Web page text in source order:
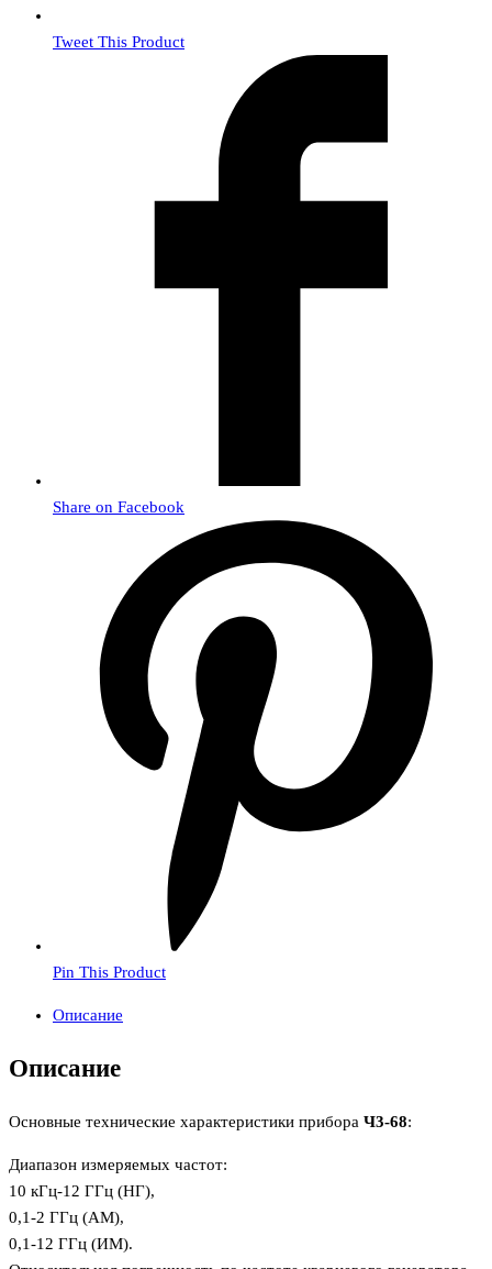
Tweet This Product
Share on Facebook
Pin This Product
Описание
Описание
Основные технические характеристики прибора Ч3-68:
Диапазон измеряемых частот:
10 кГц-12 ГГц (НГ),
0,1-2 ГГц (АМ),
0,1-12 ГГц (ИМ).